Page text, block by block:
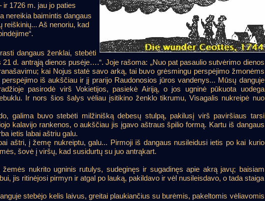
1726 m. jau jo paties
nereikia baimintis dangaus
reiškinių... Aš nenoriu, kad
dangaus ženklai, stebėti
d. antrąją dienos pusėje….“. Joje rašoma: „Nuo pat pasaulio sutvėrimo dienos
kai Nojus statė savo arką, tai buvo grėsmingu perspėjimo žmonėms
iš aukščiau ir jį prarijo Raudonosios jūros vandenys... Mūsų danguje
pasirodė virš Vokietijos, pasiekė Airiją, o jos ugninė pūkuota uodega
Ir nors šios šalys vėliau įsitikino ženklo tikrumu, Visagalis nukreipė nuo
galima buvo stebėti milžinišką debesų stulpą, pakilusį virš paviršiaus tarsi
kalavijo rankenos, o aukščiau jis įgavo aštraus špilio formą. Kartu iš dangaus
ietis labai aštriu galu.
aštri, į žemę nukreiptu, galu... Pirmoji iš dangaus nusileidusi ietis po kai kurio
šovė į viršų, kad susidurtų su juo antrąkart.
nukrito ugninis rutulys, sudeginęs ir sugadinęs apie akrą javų; baisiam
jis ritinėjosi pirmyn ir atgal po lauką, pakildavo ir vėl nusileisdavo, o tada staiga
stebėjo kelis laivus, greitai plaukiančius su burėmis, pakeltomis vėliavomis